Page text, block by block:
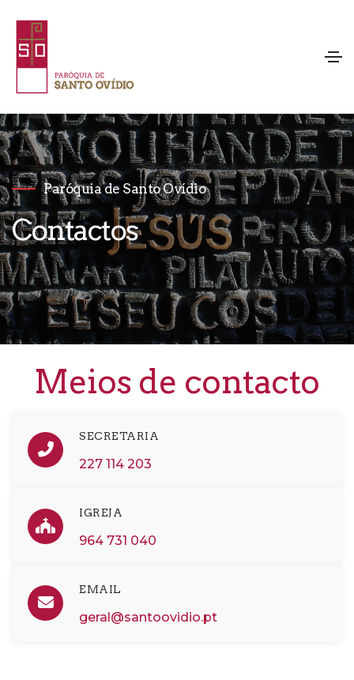
Paróquia de Santo Ovídio
Contactos
Meios de contacto
SECRETARIA
227 114 203
IGREJA
964 731 040
EMAIL
geral@santoovidio.pt